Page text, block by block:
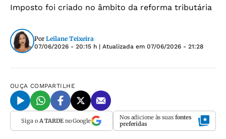
Imposto foi criado no âmbito da reforma tributária
Por Leilane Teixeira
07/06/2026 - 20:15 h | Atualizada em 07/06/2026 - 21:28
OUÇA COMPARTILHE
Siga o A TARDEno Google Nos adicione às suas fontes
preferidas